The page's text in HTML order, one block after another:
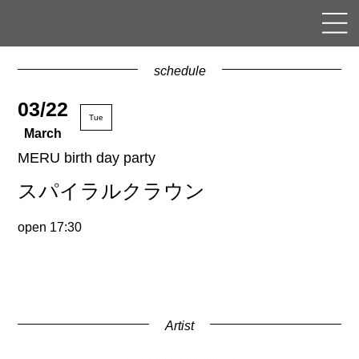
schedule
03/22
March
Tue
MERU birth day party
スパイラルクラウン
open 17:30
Artist